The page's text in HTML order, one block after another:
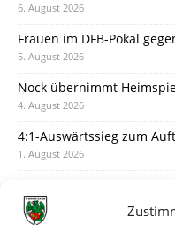
6. August 2026
Frauen im DFB-Pokal
5. August 2026
Nock übernimmt
4. August 2026
4:1-Auswärtssieg zum
1. August 2026
31. Juli 2026